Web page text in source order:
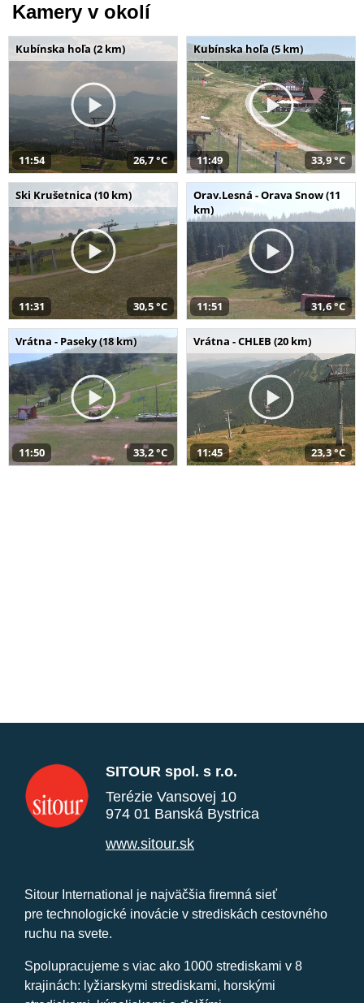
Kamery v okolí
Kubínska hoľa (2 km)
11:54 26,7 °C
Kubínska hoľa (5 km)
11:49 33,9 °C
Ski Krušetnica (10 km)
11:31 30,5 °C
Orav.Lesná - Orava Snow (11
km)
11:51 31,6 °C
Vrátna - Paseky (18 km)
11:50 33,2 °C
Vrátna - CHLEB (20 km)
11:45 23,3 °C
SITOUR spol. s r.o.
Terézie Vansovej 10
974 01 Banská Bystrica
www.sitour.sk
Sitour International je najväčšia firemná sieť
pre technologické inovácie v strediskách cestovného
ruchu na svete.
Spolupracujeme s viac ako 1000 strediskami v 8
krajinách: lyžiarskymi strediskami, horskými